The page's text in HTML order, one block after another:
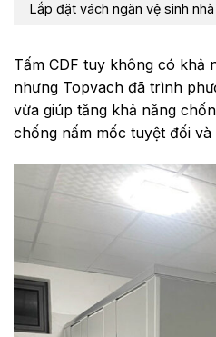
Lắp đặt vách ngăn vệ sinh
Tấm CDF tuy không có khả
nhưng Topvach đã trình
vừa giúp tăng khả năng
chống nấm mốc tuyệt đối